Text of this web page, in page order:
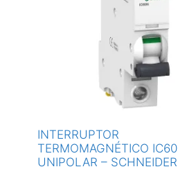
INTERRUPTOR
TERMOMAGNÉTICO
UNIPOLAR – SCHNEIDER